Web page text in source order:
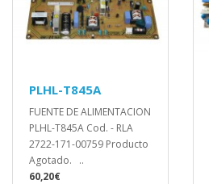
PLHL-T845A
FUENTE DE ALIMENTACION
PLHL-T845A Cod. - RLA
2722-171-00759 Producto
Agotado. ..
60,20€